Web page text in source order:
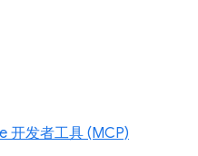
开发者工具 (MCP)